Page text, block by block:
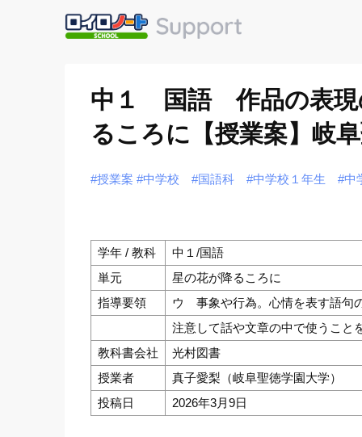
中１ 国語 作品の表現
るころに【授業案】岐
#授業案 #中学校 #国語科 #中学校１年生 #中
学年 / 教科
中１/国語
単元
星の花が降るころに
指導要領
ウ 事象や行為。心情を表す語句
注意して話や文章の中で使うこと
教科書会社
光村図書
授業者
真子愛梨（岐阜聖徳学園大学）
投稿日
2026年3月9日